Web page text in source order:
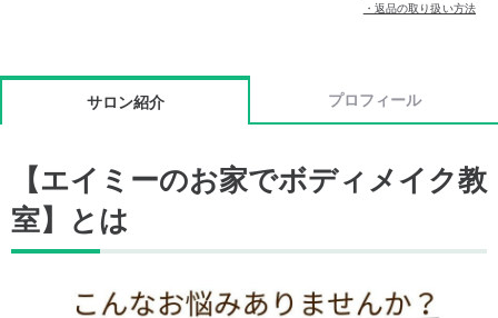
・返品の取り扱い方法
サロン紹介 プロフィール
【エイミーのお家でボディメイク教
室】とは